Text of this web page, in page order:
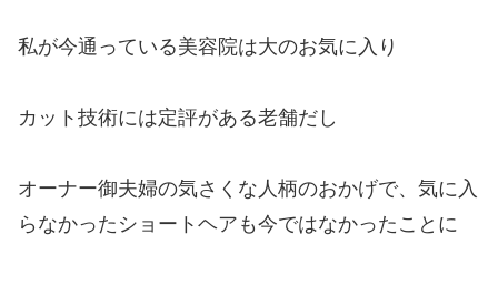
私が今通っている美容院は大のお気に入り
カット技術には定評がある老舗だし
オーナー御夫婦の気さくな人柄のおかげで、気に入
らなかったショートヘアも今ではなかったことに